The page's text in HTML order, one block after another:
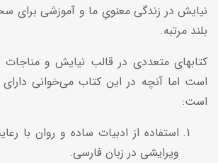
نیایش در زندگی معنویِ ما و آموزشی برای
بلند مرتبه.
کتابهای متعددی در قالب نیایش و
است اما آنچه در این کتاب می‌خوانی
است:
استفاده از ادبیات ساده و روان با
ویرایشی در زبان فارسی.